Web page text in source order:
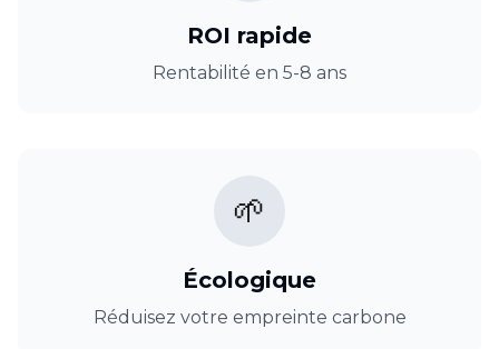
ROI rapide
Rentabilité en 5-8 ans
🌱
Écologique
Réduisez votre empreinte carbone